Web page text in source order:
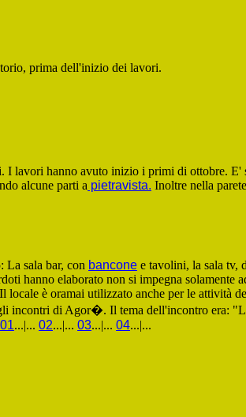
prima dell'inizio dei lavori.
I lavori hanno avuto inizio i primi di ottobre. E'
alcune parti a pietravista. Inoltre nella
La sala bar, con bancone e tavolini, la sala tv,
hanno elaborato non si impegna solamente
è oramai utilizzato anche per le attività
incontri di Agor�. Il tema dell'incontro era:
01...|... 02...|... 03...|... 04...|...